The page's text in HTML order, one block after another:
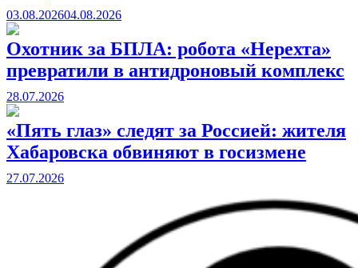
03.08.202604.08.2026
Охотник за БПЛА: робота «Нерехта»
превратили в антидроновый комплекс
28.07.2026
«Пять глаз» следят за Россией: жителя
Хабаровска обвиняют в госизмене
27.07.2026